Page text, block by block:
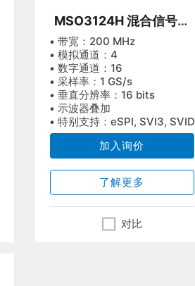
MSO3124H 混合信号示
波器
• 带宽：200 MHz
• 模拟通道：4
• 数字通道：16
• 采样率：1 GS/s
• 垂直分辨率：16 bits
• 示波器叠加
• 特别支持：eSPI, SVI3, SVID
加入询价
了解更多
对比